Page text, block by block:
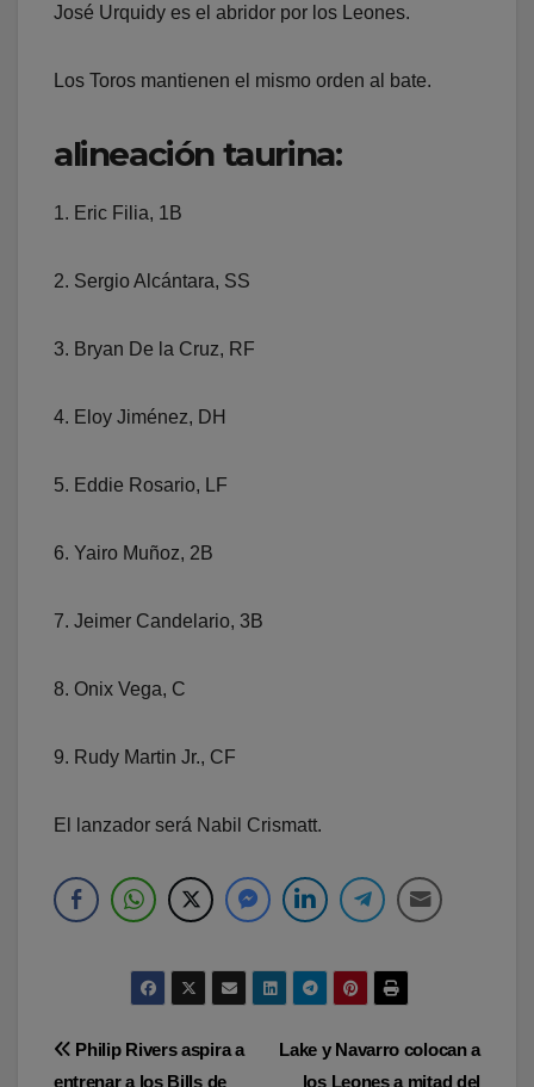
José Urquidy es el abridor por los Leones.
Los Toros mantienen el mismo orden al bate.
alineación taurina:
1. Eric Filia, 1B
2. Sergio Alcántara, SS
3. Bryan De la Cruz, RF
4. Eloy Jiménez, DH
5. Eddie Rosario, LF
6. Yairo Muñoz, 2B
7. Jeimer Candelario, 3B
8. Onix Vega, C
9. Rudy Martin Jr., CF
El lanzador será Nabil Crismatt.
Navegación
Lake y Navarro colocan a
los Leones a mitad del
Philip Rivers aspira a
entrenar a los Bills de